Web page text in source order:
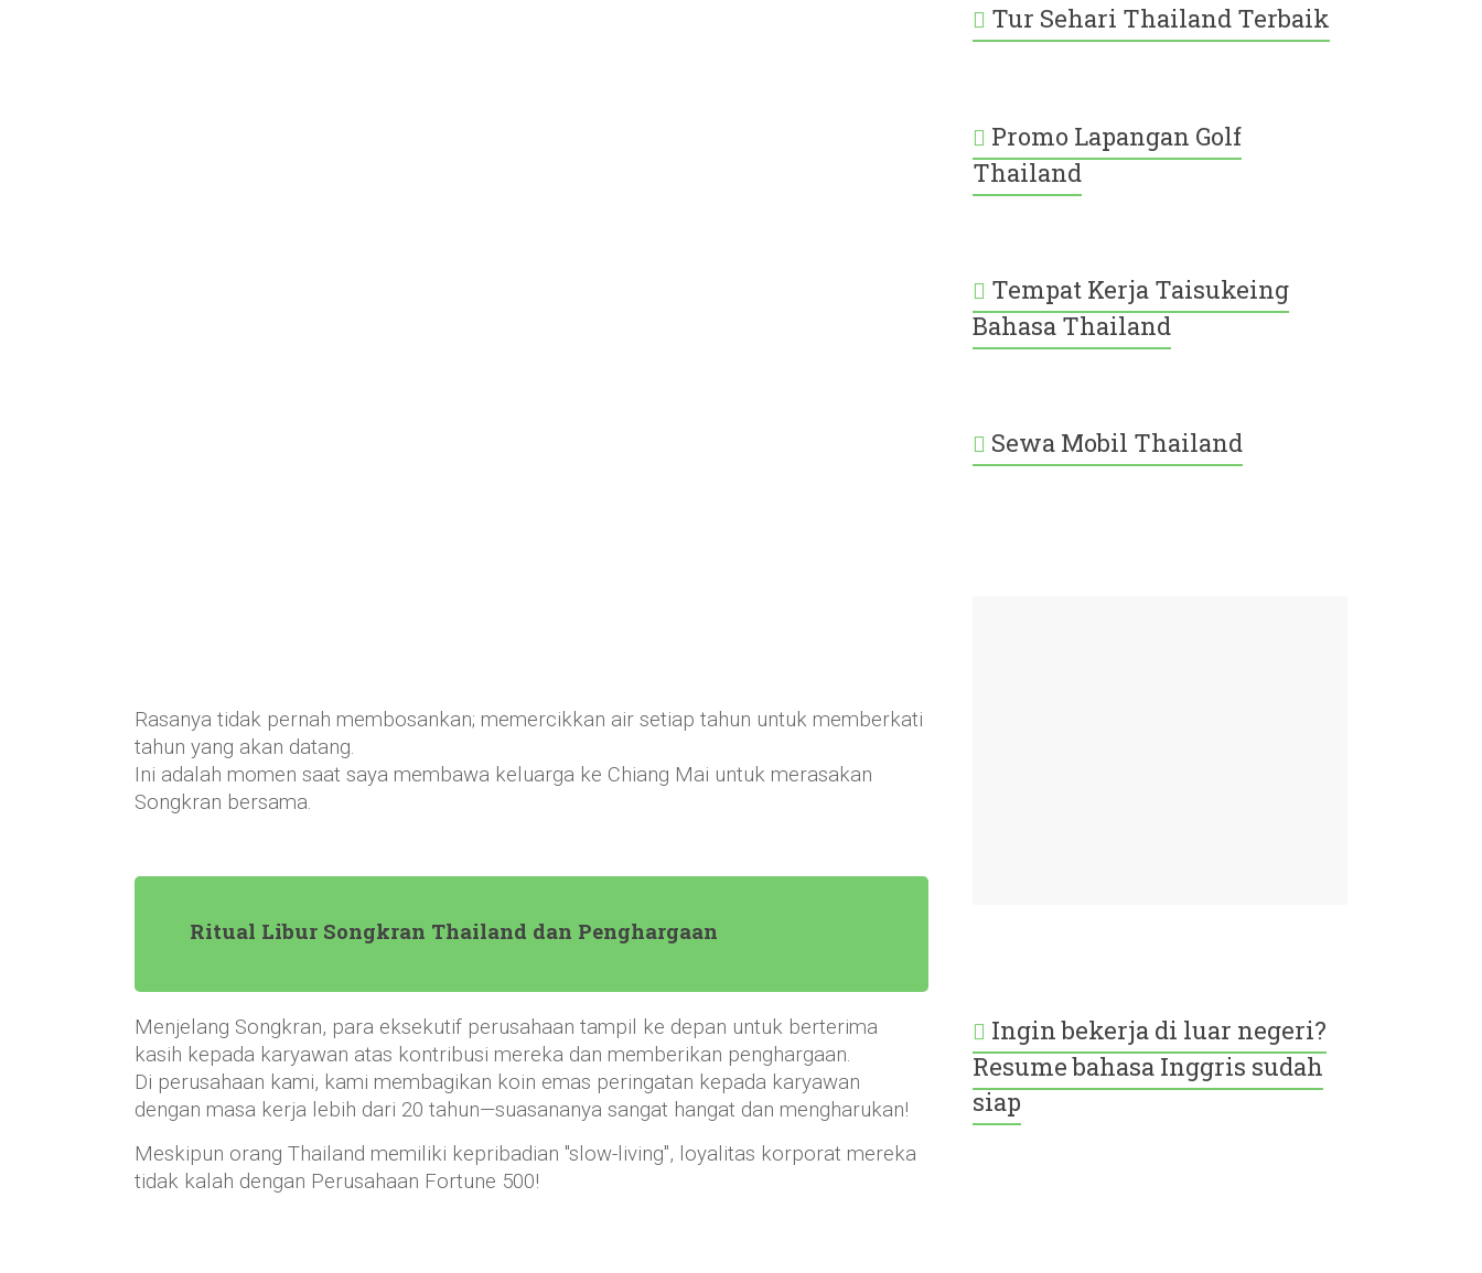
Rasanya tidak pernah membosankan; memercikkan air setiap tahun untuk memberkati
tahun yang akan datang.
Ini adalah momen saat saya membawa keluarga ke Chiang Mai untuk merasakan
Songkran bersama.
Ritual Libur Songkran Thailand dan Penghargaan
Menjelang Songkran, para eksekutif perusahaan tampil ke depan untuk berterima
kasih kepada karyawan atas kontribusi mereka dan memberikan penghargaan.
Di perusahaan kami, kami membagikan koin emas peringatan kepada karyawan
dengan masa kerja lebih dari 20 tahun—suasananya sangat hangat dan mengharukan!
Meskipun orang Thailand memiliki kepribadian "slow-living", loyalitas korporat mereka
tidak kalah dengan Perusahaan Fortune 500!
Tur Sehari Thailand Terbaik
Promo Lapangan Golf
Thailand
Tempat Kerja Taisukeing
Bahasa Thailand
Sewa Mobil Thailand
Ingin bekerja di luar negeri?
Resume bahasa Inggris sudah
siap